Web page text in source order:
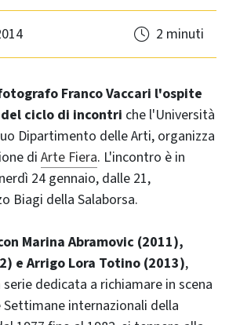
2 minuti
ciclo di incontri che l'Università
Dipartimento delle Arti, organizza
di Arte Fiera. L'incontro è in
24 gennaio, dalle 21,
Biagi della Salaborsa.
Marina Abramovic (2011),
e Arrigo Lora Totino (2013),
dedicata a richiamare in scena
internazionali della